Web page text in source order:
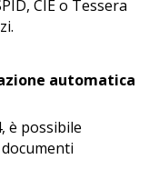
CIE o Tessera
automatica
è possibile